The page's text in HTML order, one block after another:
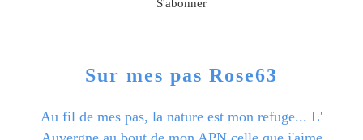
Sur mes pas Rose63
Au fil de mes pas, la nature est mon refuge... L'